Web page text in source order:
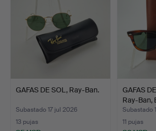
GAFAS DE SOL, Ray-Ban.
Subastado 17 jul 2026
13 pujas
GAFAS
Ray-Ban,
Subastado
11 pujas